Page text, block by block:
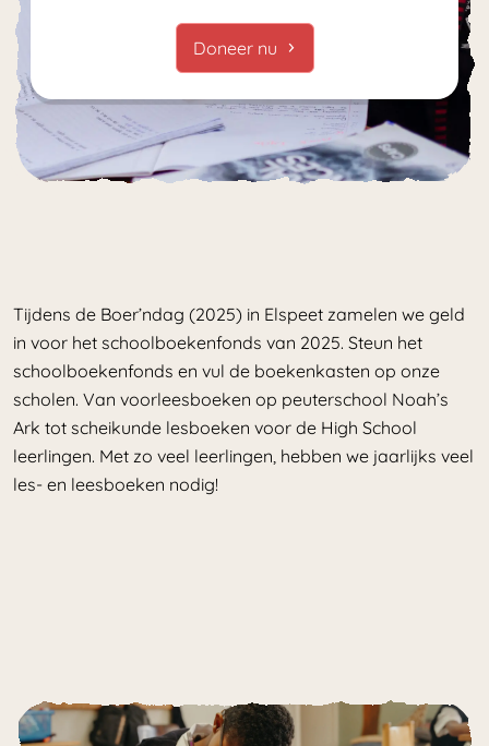
Doneer nu
Tijdens de Boer’ndag (2025) in Elspeet zamelen we geld
in voor het schoolboekenfonds van 2025. Steun het
schoolboekenfonds en vul de boekenkasten op onze
scholen. Van voorleesboeken op peuterschool Noah’s
Ark tot scheikunde lesboeken voor de High School
leerlingen. Met zo veel leerlingen, hebben we jaarlijks veel
les- en leesboeken nodig!